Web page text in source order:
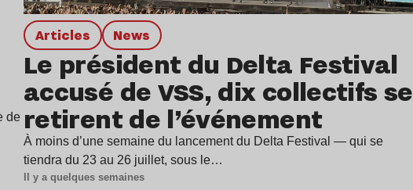
de
Articles news
Le président du Delta Festival
accusé de VSS, dix collectifs se
retirent de l’événement
À moins d’une semaine du lancement du Delta Festival — qui se
tiendra du 23 au 26 juillet, sous le…
Il y a quelques semaines